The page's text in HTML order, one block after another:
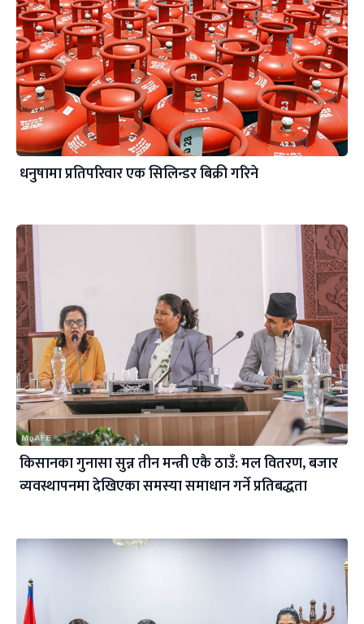
धनुषामा प्रतिपरिवार एक सिलिन्डर बिक्री गरिने
किसानका गुनासा सुन्न तीन मन्त्री एकै ठाउँ: मल वितरण, बजार
व्यवस्थापनमा देखिएका समस्या समाधान गर्ने प्रतिबद्धता